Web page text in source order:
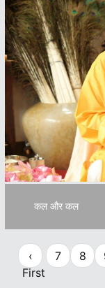
कल और कल
‹
First
7 8